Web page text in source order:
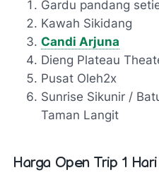
Gardu pandang
Kawah Sikidang
Candi Arjuna
Dieng Plateau
Pusat Oleh2x
Sunrise Sikunir /
Taman Langit
Harga Open Trip 1